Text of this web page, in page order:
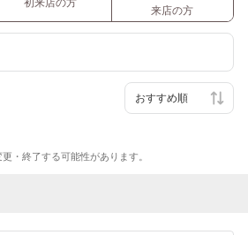
初来店の方
来店の方
・終了する可能性があります。